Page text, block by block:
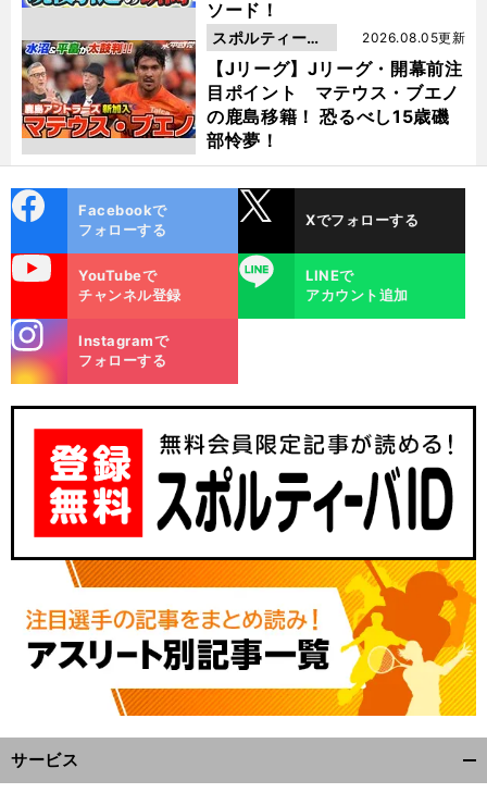
ソード！
【Jリーグ】Jリーグ・開幕前注
目ポイント マテウス・ブエノ
の鹿島移籍！ 恐るべし15歳磯
部怜夢！
2026.08.05更新
スポルティーバ
動画
ok
Facebookで
フォローする
Xでフォローする
YouTubeで
チャンネル登録
LINE
LINEで
アカウント追加
m
Instagramで
フォローする
サービス